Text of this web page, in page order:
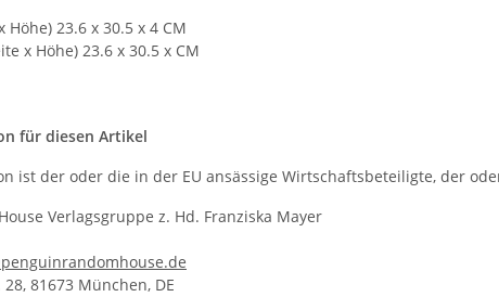
Höhe) 23.6 x 30.5 x 4 CM
x Höhe) 23.6 x 30.5 x CM
für diesen Artikel
ist der oder die in der EU ansässige Wirtschaftsbeteiligte, der
Verlagsgruppe z. Hd. Franziska Mayer
81673 München, DE